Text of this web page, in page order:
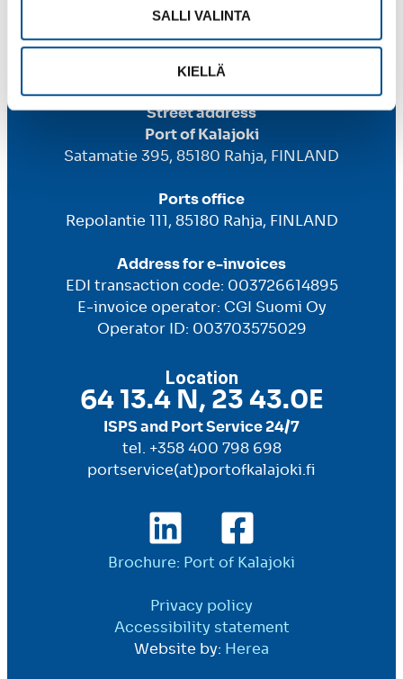
SALLI VALINTA
KIELLÄ
Port of Kalajoki Ltd
Business ID: 2661489–5
Street address
Port of Kalajoki
Satamatie 395, 85180 Rahja, FINLAND
Ports office
Repolantie 111, 85180 Rahja, FINLAND
Address for e-invoices
EDI transaction code: 003726614895
E-invoice operator: CGI Suomi Oy
Operator ID: 003703575029
Location
64 13.4 N, 23 43.0E
ISPS and Port Service 24/7
tel. +358 400 798 698
portservice(at)portofkalajoki.fi
Brochure: Port of Kalajoki
Privacy policy
Accessibility statement
Website by: Herea